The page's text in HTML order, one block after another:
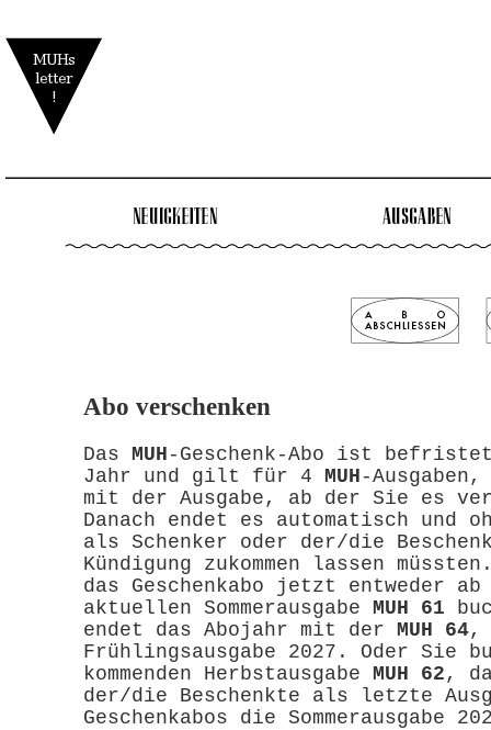
Abo verschenken
Das MUH -Geschenk-Abo ist
Jahr und gilt für 4 MUH -Ausgaben,
mit der Ausgabe, ab der Sie es
Danach endet es automatisch und
als Schenker oder der/die
Kündigung zukommen lassen
das Geschenkabo jetzt entweder ab
aktuellen Sommerausgabe MUH 61
endet das Abojahr mit der MUH 64,
Frühlingsausgabe 2027. Oder Sie
kommenden Herbstausgabe MUH 62 ,
der/die Beschenkte als letzte
Geschenkabos die Sommerausgabe